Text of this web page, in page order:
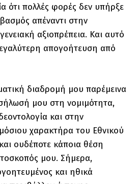
ότι πολλές φορές δεν υπήρξε
απέναντι στην
αξιοπρέπεια. Και αυτό
απογοήτευση από
διαδρομή μου παρέμεινα
μου στη νομιμότητα,
και στην
χαρακτήρα του Εθνικού
ουδέποτε κάποια θέση
μου. Σήμερα,
και ηθικά